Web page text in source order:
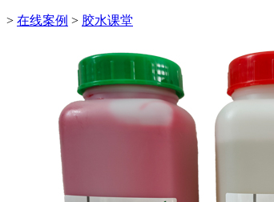
> 在线案例 > 胶水课堂